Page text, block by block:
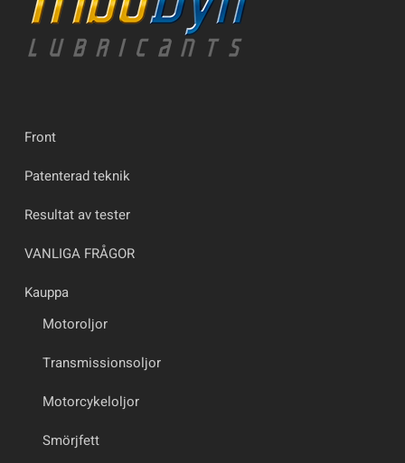
Front
Patenterad teknik
Resultat av tester
VANLIGA FRÅGOR
Kauppa
Motoroljor
Transmissionsoljor
Motorcykeloljor
Smörjfett